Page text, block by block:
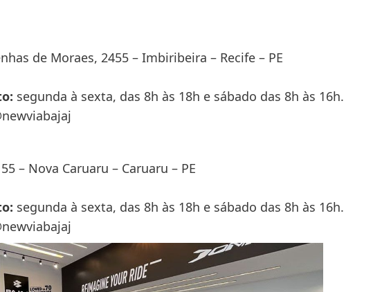
de Moraes, 2455 – Imbiribeira – Recife – PE
segunda à sexta, das 8h às 18h e sábado das 8h às 16h.
– Nova Caruaru – Caruaru – PE
segunda à sexta, das 8h às 18h e sábado das 8h às 16h.